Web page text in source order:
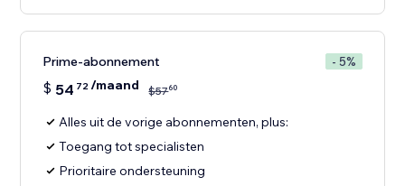
Prime-abonnement - 5%
$ 54 72/maand $5760
Alles uit de vorige abonnementen, plus:
Toegang tot specialisten
Prioritaire ondersteuning